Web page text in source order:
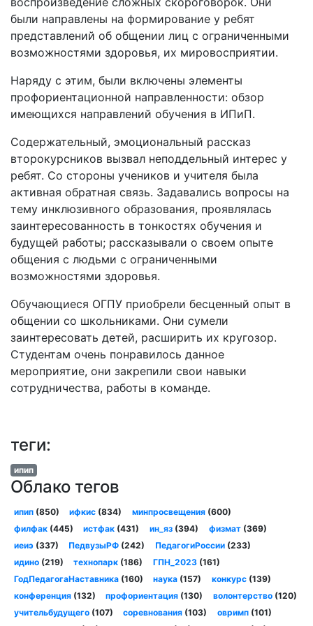
были направлены на формирование у ребят
представлений об общении лиц с ограниченными
возможностями здоровья, их мировосприятии.
Наряду с этим, были включены элементы
профориентационной направленности: обзор
имеющихся направлений обучения в ИПиП.
Содержательный, эмоциональный рассказ
второкурсников вызвал неподдельный интерес у
ребят. Со стороны учеников и учителя была
активная обратная связь. Задавались вопросы на
тему инклюзивного образования, проявлялась
заинтересованность в тонкостях обучения и
будущей работы; рассказывали о своем опыте
общения с людьми с ограниченными
возможностями здоровья.
Обучающиеся ОГПУ приобрели бесценный опыт в
общении со школьниками. Они сумели
заинтересовать детей, расширить их кругозор.
Студентам очень понравилось данное
мероприятие, они закрепили свои навыки
сотрудничества, работы в команде.
теги:
ипип
Облако тегов
ипип(850) ифкис (834) минпросвещения(600)
филфак(445) истфак (431) ин_яз(394) физмат(369)
иеиэ(337) ПедвузыРФ (242) ПедагогиРоссии(233)
идино(219) технопарк (186) ГПН_2023(161)
ГодПедагогаНаставника(160) наука (157) конкурс(139)
конференция(132) профориентация (130) волонтерство(120)
учительбудущего(107) соревнования (103) овримп(101)